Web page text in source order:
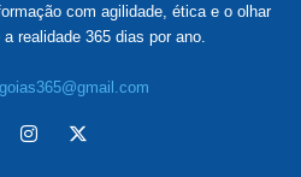
com agilidade, ética e o olhar
realidade 365 dias por ano.